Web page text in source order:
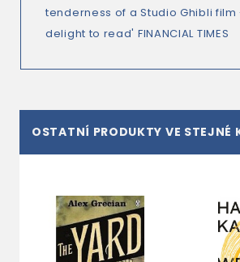
tenderness of a Studio Ghibli
delight to read' FINANCIAL TIMES
OSTATNÍ PRODUKTY VE STEJNÉ